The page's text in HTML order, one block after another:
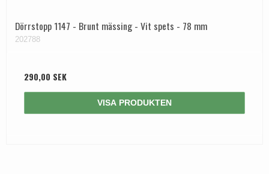
Dörrstopp 1147 - Brunt mässing - Vit spets - 78 mm
202788
290,00 SEK
VISA PRODUKTEN